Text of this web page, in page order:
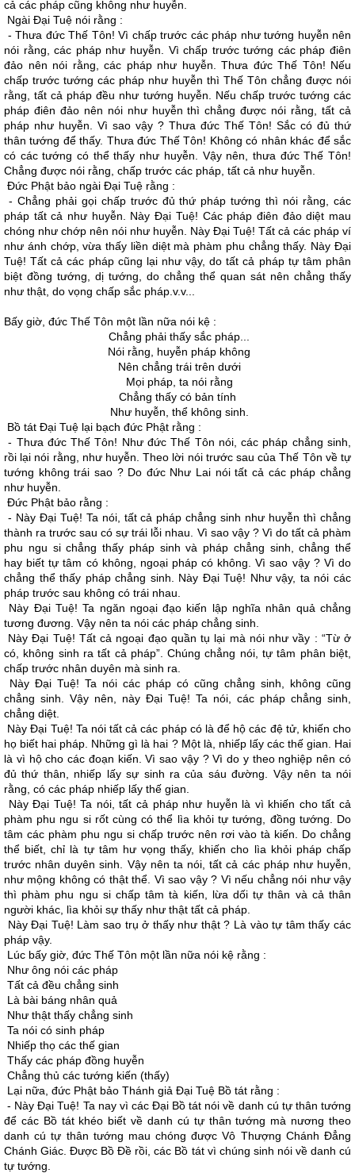
cả các pháp cũng không như huyễn.
Ngài Ðại Tuệ nói rằng :
- Thưa đức Thế Tôn! Vì chấp trước các pháp như tướng huyễn nên
nói rằng, các pháp như huyễn. Vì chấp trước tướng các pháp điên
đảo nên nói rằng, các pháp như huyễn. Thưa đức Thế Tôn! Nếu
chấp trước tướng các pháp như huyễn thì Thế Tôn chẳng được nói
rằng, tất cả pháp đều như tướng huyễn. Nếu chấp trước tướng các
pháp điên đảo nên nói như huyễn thì chẳng được nói rằng, tất cả
pháp như huyễn. Vì sao vậy ? Thưa đức Thế Tôn! Sắc có đủ thứ
thân tướng để thấy. Thưa đức Thế Tôn! Không có nhân khác để sắc
có các tướng có thể thấy như huyễn. Vậy nên, thưa đức Thế Tôn!
Chẳng được nói rằng, chấp trước các pháp, tất cả như huyễn.
Ðức Phật bảo ngài Ðại Tuệ rằng :
- Chẳng phải gọi chấp trước đủ thứ pháp tướng thì nói rằng, các
pháp tất cả như huyễn. Này Ðại Tuệ! Các pháp điên đảo diệt mau
chóng như chớp nên nói như huyễn. Này Ðại Tuệ! Tất cả các pháp ví
như ánh chớp, vừa thấy liền diệt mà phàm phu chẳng thấy. Này Ðại
Tuệ! Tất cả các pháp cũng lại như vậy, do tất cả pháp tự tâm phân
biệt đồng tướng, dị tướng, do chẳng thể quan sát nên chẳng thấy
như thật, do vọng chấp sắc pháp.v.v...
Bấy giờ, đức Thế Tôn một lần nữa nói kệ :
Chẳng phải thấy sắc pháp...
Nói rằng, huyễn pháp không
Nên chẳng trái trên dưới
Mọi pháp, ta nói rằng
Chẳng thấy có bản tính
Như huyễn, thể không sinh.
Bồ tát Ðại Tuệ lại bạch đức Phật rằng :
- Thưa đức Thế Tôn! Như đức Thế Tôn nói, các pháp chẳng sinh,
rồi lại nói rằng, như huyễn. Theo lời nói trước sau của Thế Tôn về tự
tướng không trái sao ? Do đức Như Lai nói tất cả các pháp chẳng
như huyễn.
Ðức Phật bảo rằng :
- Này Ðại Tuệ! Ta nói, tất cả pháp chẳng sinh như huyễn thì chẳng
thành ra trước sau có sự trái lỗi nhau. Vì sao vậy ? Vì do tất cả phàm
phu ngu si chẳng thấy pháp sinh và pháp chẳng sinh, chẳng thể
hay biết tự tâm có không, ngoại pháp có không. Vì sao vậy ? Vì do
chẳng thể thấy pháp chẳng sinh. Này Ðại Tuệ! Như vậy, ta nói các
pháp trước sau không có trái nhau.
Này Ðại Tuệ! Ta ngăn ngoại đạo kiến lập nghĩa nhân quả chẳng
tương đương. Vậy nên ta nói các pháp chẳng sinh.
Này Ðại Tuệ! Tất cả ngoại đạo quần tụ lại mà nói như vầy : “Từ ở
có, không sinh ra tất cả pháp”. Chúng chẳng nói, tự tâm phân biệt,
chấp trước nhân duyên mà sinh ra.
Này Ðại Tuệ! Ta nói các pháp có cũng chẳng sinh, không cũng
chẳng sinh. Vậy nên, này Ðại Tuệ! Ta nói, các pháp chẳng sinh,
chẳng diệt.
Này Ðại Tuệ! Ta nói tất cả các pháp có là để hộ các đệ tử, khiến cho
họ biết hai pháp. Những gì là hai ? Một là, nhiếp lấy các thế gian. Hai
là vì hộ cho các đoạn kiến. Vì sao vậy ? Vì do y theo nghiệp nên có
đủ thứ thân, nhiếp lấy sự sinh ra của sáu đường. Vậy nên ta nói
rằng, có các pháp nhiếp lấy thế gian.
Này Ðại Tuệ! Ta nói, tất cả pháp như huyễn là vì khiến cho tất cả
phàm phu ngu si rốt cùng có thể lìa khỏi tự tướng, đồng tướng. Do
tâm các phàm phu ngu si chấp trước nên rơi vào tà kiến. Do chẳng
thể biết, chỉ là tự tâm hư vọng thấy, khiến cho lìa khỏi pháp chấp
trước nhân duyên sinh. Vậy nên ta nói, tất cả các pháp như huyễn,
như mộng không có thật thể. Vì sao vậy ? Vì nếu chẳng nói như vậy
thì phàm phu ngu si chấp tâm tà kiến, lừa dối tự thân và cả thân
người khác, lìa khỏi sự thấy như thật tất cả pháp.
Này Ðại Tuệ! Làm sao trụ ở thấy như thật ? Là vào tự tâm thấy các
pháp vậy.
Lúc bấy giờ, đức Thế Tôn một lần nữa nói kệ rằng :
Như ông nói các pháp
Tất cả đều chẳng sinh
Là bài báng nhân quả
Như thật thấy chẳng sinh
Ta nói có sinh pháp
Nhiếp thọ các thế gian
Thấy các pháp đồng huyễn
Chẳng thủ các tướng kiến (thấy)
Lại nữa, đức Phật bảo Thánh giả Ðại Tuệ Bồ tát rằng :
- Này Ðại Tuệ! Ta nay vì các Ðại Bồ tát nói về danh cú tự thân tướng
để các Bồ tát khéo biết về danh cú tự thân tướng mà nương theo
danh cú tự thân tướng mau chóng được Vô Thượng Chánh Ðẳng
Chánh Giác. Ðược Bồ Ðề rồi, các Bồ tát vì chúng sinh nói về danh cú
tự tướng.